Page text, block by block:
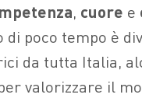
, cuore e
poco tempo è
da tutta Italia,
valorizzare il